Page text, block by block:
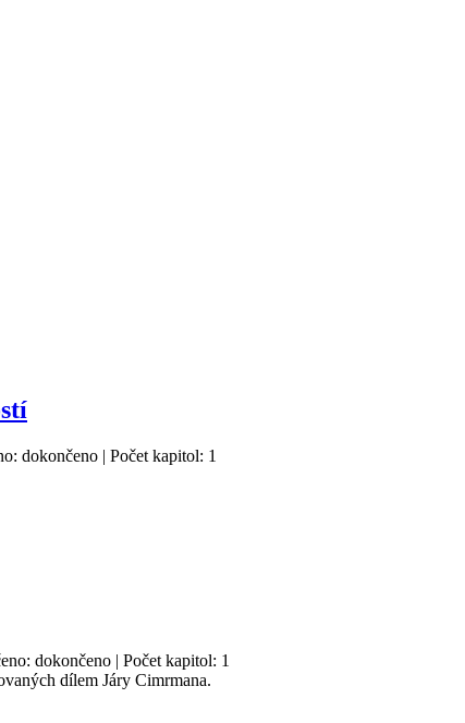
dokončeno | Počet kapitol: 1
dokončeno | Počet kapitol: 1
dílem Járy Cimrmana.